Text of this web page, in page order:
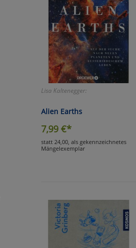
Lisa Kaltenegger:
Alien Earths
7,99 €*
statt 24,00, als gekennzeichnetes
Mängelexemplar